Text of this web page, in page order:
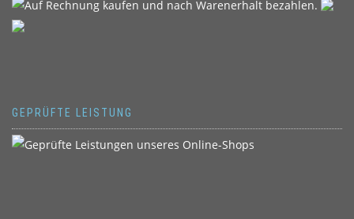
GEPRÜFTE LEISTUNG